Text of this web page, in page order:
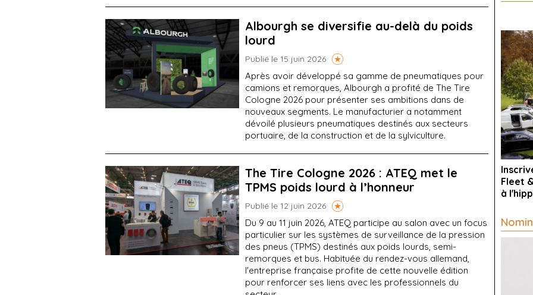
Albourgh se diversifie au-delà du poids
lourd
Publié le 15 juin 2026
Après avoir développé sa gamme de pneumatiques pour
camions et remorques, Albourgh a profité de The Tire
Cologne 2026 pour présenter ses ambitions dans de
nouveaux segments. Le manufacturier a notamment
dévoilé plusieurs pneumatiques destinés aux secteurs
portuaire, de la construction et de la sylviculture.
The Tire Cologne 2026 : ATEQ met le
TPMS poids lourd à l’honneur
Publié le 12 juin 2026
Du 9 au 11 juin 2026, ATEQ participe au salon avec un focus
particulier sur les systèmes de surveillance de la pression
des pneus (TPMS) destinés aux poids lourds, semi-
remorques et bus. Habituée du rendez-vous allemand,
l'entreprise française profite de cette nouvelle édition
pour renforcer ses liens avec les professionnels du
Fleet
à